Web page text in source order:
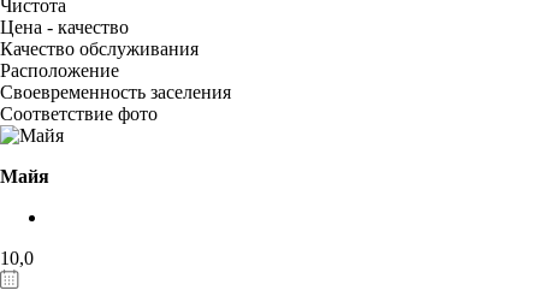
Чистота
Цена - качество
Качество обслуживания
Расположение
Своевременность заселения
Соответствие фото
Майя
10,0